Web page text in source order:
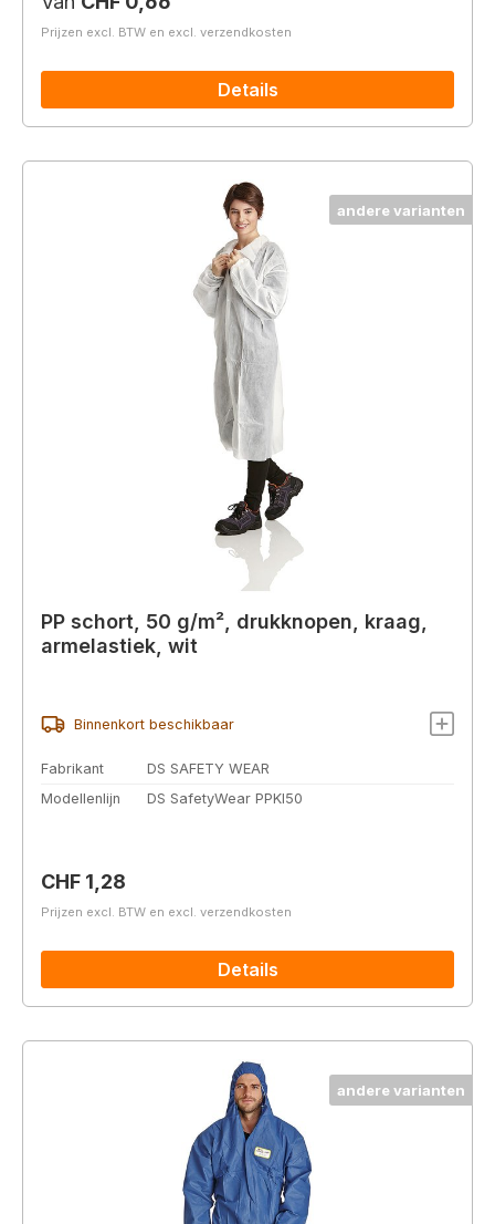
Prijzen excl. BTW en excl. verzendkosten
Details
andere varianten
PP schort, 50 g/m², drukknopen, kraag,
armelastiek, wit
Binnenkort beschikbaar
Fabrikant
DS SAFETY WEAR
Modellenlijn
DS SafetyWear PPKI50
Normale prijs:
CHF 1,28
Prijzen excl. BTW en excl. verzendkosten
Details
andere varianten